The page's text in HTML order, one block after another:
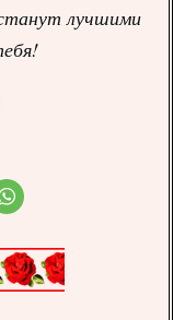
лучшими